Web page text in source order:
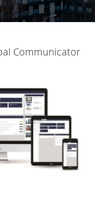
Communicator